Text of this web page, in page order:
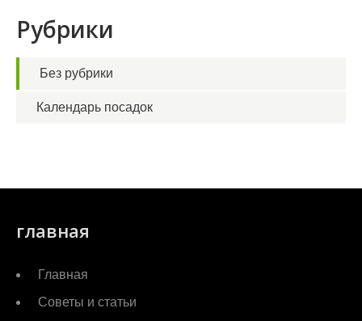
Рубрики
Без рубрики
Календарь посадок
главная
Главная
Советы и статьи